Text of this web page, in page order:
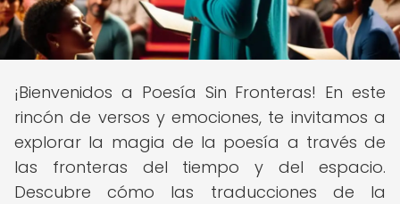
¡Bienvenidos a Poesía Sin Fronteras! En este
rincón de versos y emociones, te invitamos a
explorar la magia de la poesía a través de
las fronteras del tiempo y del espacio.
Descubre cómo las traducciones de la